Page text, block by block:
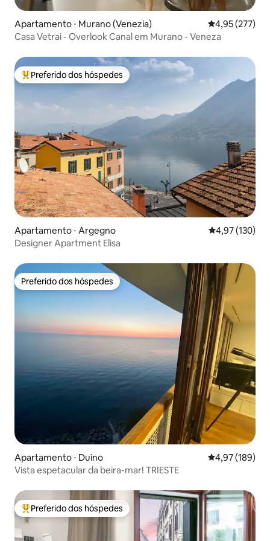
Apartamento ⋅ Murano (Venezia) 4,95 de uma
4,95 (277)
Casa Vetrai - Overlook Canal em Murano - Veneza
Entre os melhores preferidos dos hóspedes
Preferido dos hóspedes
Apartamento ⋅ Argegno 4,97 de uma
4,97 (130)
Designer Apartment Elisa
Preferido dos hóspedes
Preferido dos hóspedes
Apartamento ⋅ Duino 4,97 de uma
4,97 (189)
Vista espetacular da beira-mar! TRIESTE
Entre os melhores preferidos dos hóspedes
Preferido dos hóspedes